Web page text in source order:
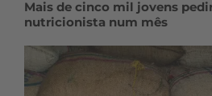
Mais de cinco mil jovens
nutricionista num mês